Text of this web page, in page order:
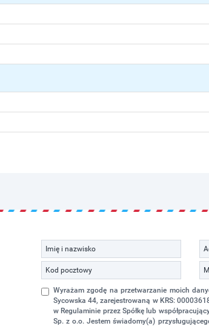
Wyrażam zgodę na przetwarzanie moich
Sycowska 44, zarejestrowaną w KRS:
w Regulaminie przez Spółkę lub
Sp. z o.o. Jestem świadomy(a)